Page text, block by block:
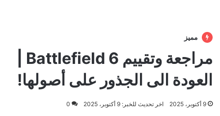
مميز
العودة الى الجذور على أصولها!
9 أكتوبر، 2025 اخر تحديث للخبر: 9 أكتوبر، 2025 0